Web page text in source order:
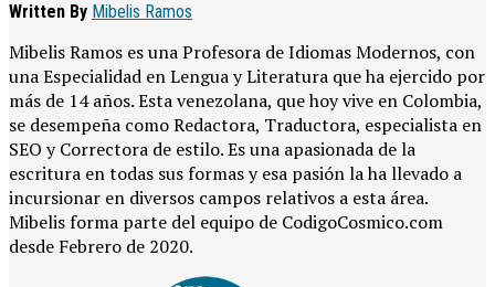
Written By Mibelis Ramos
Mibelis Ramos es una Profesora de Idiomas Modernos, con
una Especialidad en Lengua y Literatura que ha ejercido por
más de 14 años. Esta venezolana, que hoy vive en Colombia,
se desempeña como Redactora, Traductora, especialista en
SEO y Correctora de estilo. Es una apasionada de la
escritura en todas sus formas y esa pasión la ha llevado a
incursionar en diversos campos relativos a esta área.
Mibelis forma parte del equipo de CodigoCosmico.com
desde Febrero de 2020.